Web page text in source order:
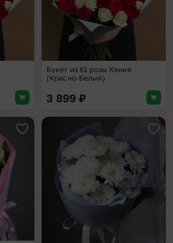
Букет из 61 розы Кения
(Красно-Белый)
3 899 ₽
Добавить в избранное